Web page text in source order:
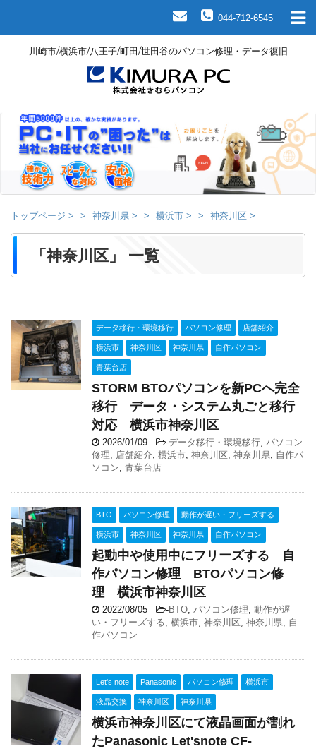
044-712-6545
川崎市/横浜市/八王子/町田/世田谷のパソコン修理・データ復旧
トップページ > 神奈川県 > 横浜市 > 神奈川区 >
「神奈川区」 一覧
データ移行・環境移行 パソコン修理 店舗紹介
横浜市 神奈川区 神奈川県 自作パソコン
青葉台店
STORM BTOパソコンを新PCへ完全
移行 データ・システム丸ごと移行
対応 横浜市神奈川区
2026/01/09 -データ移行・環境移行 パソコン
修理
店舗紹介 横浜市 神奈川区 神奈川県
自作パ
ソコン 青葉台店
BTO パソコン修理 動作が遅い・フリーズする
横浜市 神奈川区 神奈川県 自作パソコン
起動中や使用中にフリーズする 自
作パソコン修理 BTOパソコン修
理 横浜市神奈川区
2022/08/05 -BTO パソコン修理 動作が遅
い・フリーズする 横浜市 神奈川区 神奈川県
自
作パソコン
Let's note Panasonic パソコン修理 横浜市
液晶交換 神奈川区 神奈川県
横浜市神奈川区にて液晶画面が割れ
たPanasonic Let'snote CF-